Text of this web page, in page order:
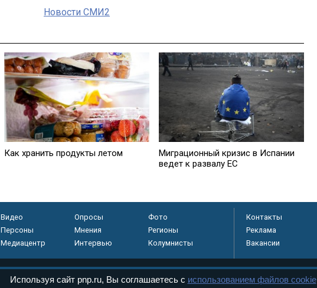
Новости СМИ2
Как хранить продукты летом
Миграционный кризис в Испании
ведет к развалу ЕС
Видео Опросы
Фото
Персоны
Мнения
Регионы
Медиацентр
Интервью Колумнисты
Контакты
Реклама
Вакансии
Используя сайт pnp.ru, Вы соглашаетесь с использованием файлов cookie